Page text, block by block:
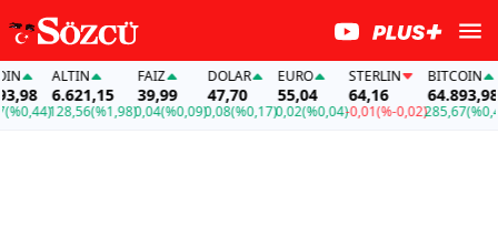
ALTIN
6.621,15
128,56(%1,98)
FAİZ
39,99
0,04(%0,09)
DOLAR
47,70
0,08(%0,17)
EURO
55,04
0,02(%0,04)
STERLIN
64,16
-0,01(%-0,02)
BITCOIN
64.893,98
285,67(%0,44)